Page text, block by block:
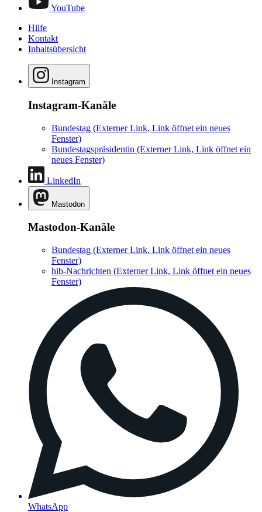
YouTube
Hilfe
Kontakt
Inhaltsübersicht
Instagram
Instagram-Kanäle
Bundestag (Externer Link, Link öffnet ein neues
Fenster)
Bundestagspräsidentin (Externer Link, Link öffnet ein
neues Fenster)
LinkedIn
Mastodon
Mastodon-Kanäle
Bundestag (Externer Link, Link öffnet ein neues
Fenster)
hib-Nachrichten (Externer Link, Link öffnet ein neues
Fenster)
WhatsApp